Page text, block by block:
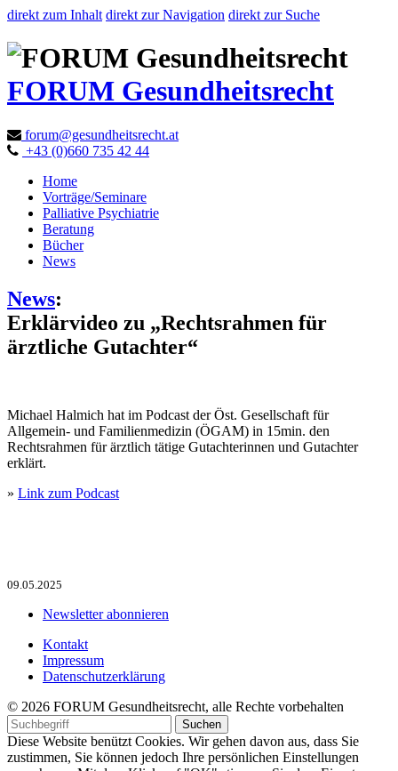
direkt zum Inhalt direkt zur Navigation direkt zur Suche
FORUM Gesundheitsrecht
forum@gesundheitsrecht.at
+43 (0)660 735 42 44
Home
Vorträge/Seminare
Palliative Psychiatrie
Beratung
Bücher
News
News:
Erklärvideo zu „Rechtsrahmen für
ärztliche Gutachter“
Michael Halmich hat im Podcast der Öst. Gesellschaft für
Allgemein- und Familienmedizin (ÖGAM) in 15min. den
Rechtsrahmen für ärztlich tätige Gutachterinnen und Gutachter
erklärt.
» Link zum Podcast
09.05.2025
Newsletter abonnieren
Kontakt
Impressum
Datenschutzerklärung
© 2026 FORUM Gesundheitsrecht, alle Rechte vorbehalten
Diese Website benützt Cookies. Wir gehen davon aus, dass Sie
zustimmen, Sie können jedoch Ihre persönlichen Einstellungen